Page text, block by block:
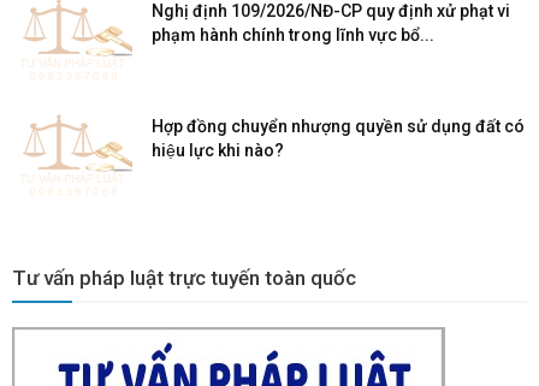
Nghị định 109/2026/NĐ-CP quy định xử phạt vi
phạm hành chính trong lĩnh vực bổ...
Hợp đồng chuyển nhượng quyền sử dụng đất có
hiệu lực khi nào?
Tư vấn pháp luật trực tuyến toàn quốc